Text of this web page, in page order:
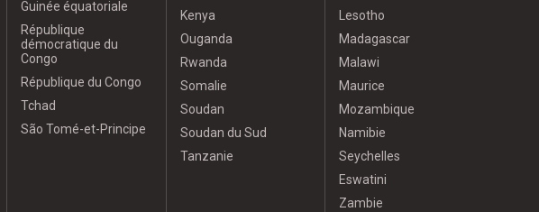
Guinée équatoriale
République
démocratique du
Congo
République du Congo
Tchad
São Tomé-et-Principe
Kenya
Ouganda
Rwanda
Somalie
Soudan
Soudan du Sud
Tanzanie
Lesotho
Madagascar
Malawi
Maurice
Mozambique
Namibie
Seychelles
Eswatini
Zambie